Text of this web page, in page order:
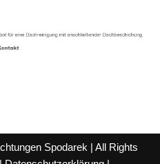
Spodarek | All Rights